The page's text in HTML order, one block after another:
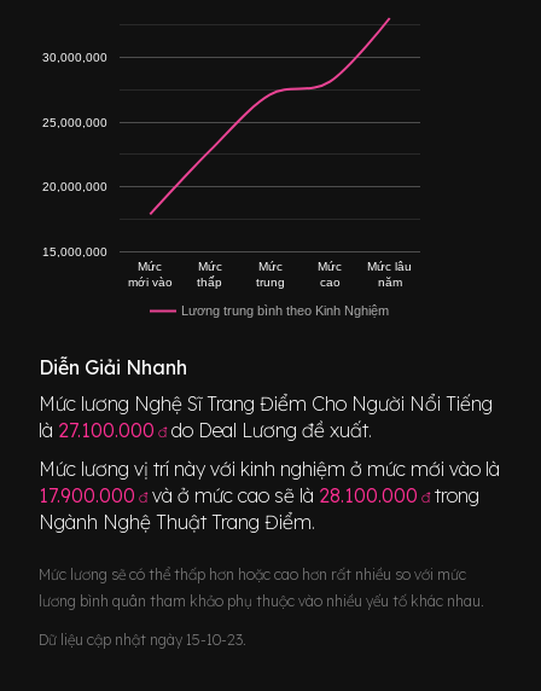
Lương trung bình theo Kinh Nghiệm
Mức
mới vào
Mức
thấp
Mức
trung
Mức
cao
Mức lâu
năm
15,000,000
20,000,000
25,000,000
30,000,000
Diễn Giải Nhanh
Mức lương Nghệ Sĩ Trang Điểm Cho Người Nổi Tiếng
là 27.100.000 đdo Deal Lương đề xuất.
Mức lương vị trí này với kinh nghiệm ở mức mới vào là
17.900.000 đ và ở mức cao sẽ là 28.100.000 đ trong
Ngành Nghệ Thuật Trang Điểm.
Mức lương sẽ có thể thấp hơn hoặc cao hơn rất nhiều so với mức
lương bình quân tham khảo phụ thuộc vào nhiều yếu tố khác nhau.
Dữ liệu cập nhật ngày 15-10-23.